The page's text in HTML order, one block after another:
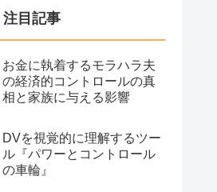
注目記事
お金に執着するモラハラ夫
の経済的コントロールの真
相と家族に与える影響
DVを視覚的に理解するツー
ル『パワーとコントロール
の車輪』